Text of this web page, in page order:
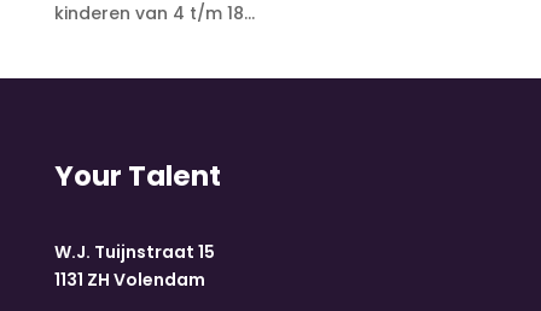
kinderen van 4 t/m 18...
Your Talent
W.J. Tuijnstraat 15
1131 ZH Volendam